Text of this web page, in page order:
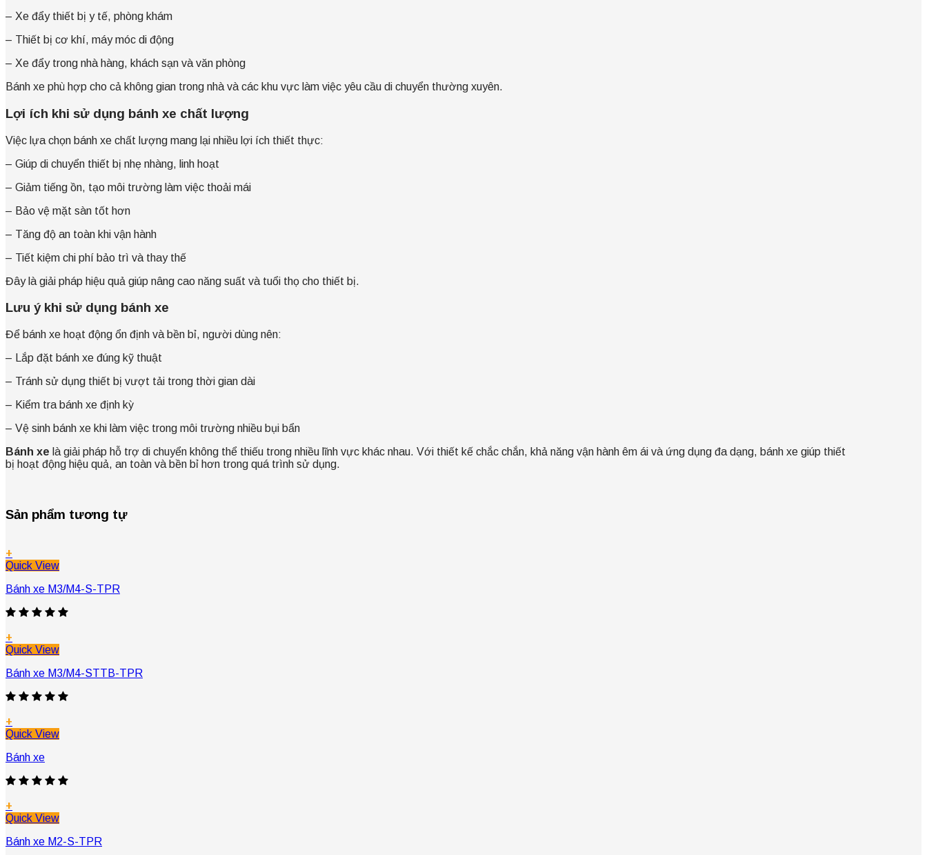
– Xe đẩy thiết bị y tế, phòng khám
– Thiết bị cơ khí, máy móc di động
– Xe đẩy trong nhà hàng, khách sạn và văn phòng
Bánh xe phù hợp cho cả không gian trong nhà và các khu vực làm việc yêu cầu di chuyển thường xuyên.
Lợi ích khi sử dụng bánh xe chất lượng
Việc lựa chọn bánh xe chất lượng mang lại nhiều lợi ích thiết thực:
– Giúp di chuyển thiết bị nhẹ nhàng, linh hoạt
– Giảm tiếng ồn, tạo môi trường làm việc thoải mái
– Bảo vệ mặt sàn tốt hơn
– Tăng độ an toàn khi vận hành
– Tiết kiệm chi phí bảo trì và thay thế
Đây là giải pháp hiệu quả giúp nâng cao năng suất và tuổi thọ cho thiết bị.
Lưu ý khi sử dụng bánh xe
Để bánh xe hoạt động ổn định và bền bỉ, người dùng nên:
– Lắp đặt bánh xe đúng kỹ thuật
– Tránh sử dụng thiết bị vượt tải trong thời gian dài
– Kiểm tra bánh xe định kỳ
– Vệ sinh bánh xe khi làm việc trong môi trường nhiều bụi bẩn
Bánh xe là giải pháp hỗ trợ di chuyển không thể thiếu trong nhiều lĩnh vực khác nhau. Với thiết kế chắc chắn, khả năng vận hành êm ái và ứng dụng đa dạng, bánh xe giúp thiết
bị hoạt động hiệu quả, an toàn và bền bỉ hơn trong quá trình sử dụng.
Sản phẩm tương tự
+
Quick View
Bánh xe M3/M4-S-TPR
+
Quick View
Bánh xe M3/M4-STTB-TPR
+
Quick View
Bánh xe
+
Quick View
Bánh xe M2-S-TPR